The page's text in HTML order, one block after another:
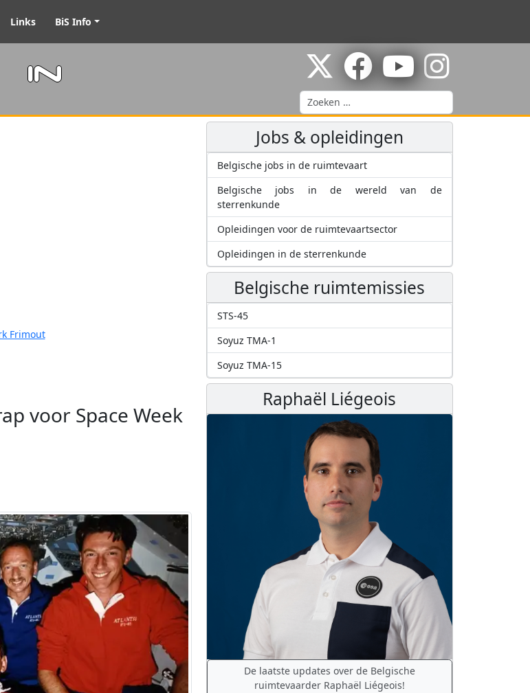
Links BiS Info
Zoeken
Frimout
voor Space Week
Jobs & opleidingen
Belgische jobs in de ruimtevaart
Belgische jobs in de wereld van de
sterrenkunde
Opleidingen voor de ruimtevaartsector
Opleidingen in de sterrenkunde
Belgische ruimtemissies
STS-45
Soyuz TMA-1
Soyuz TMA-15
Raphaël Liégeois
De laatste updates over de Belgische
ruimtevaarder Raphaël Liégeois!